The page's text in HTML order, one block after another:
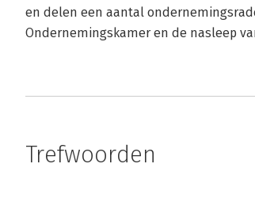
en delen een aantal
Ondernemingskamer en de nasleep
Trefwoorden